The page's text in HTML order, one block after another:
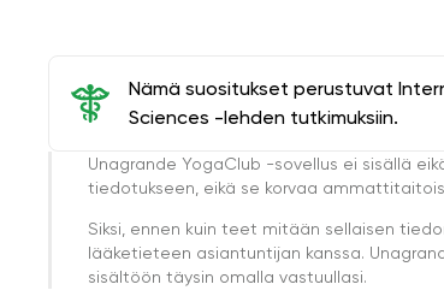
Nämä suositukset perustuvat
Sciences -lehden tutkimuksiin.
Unagrande YogaClub -sovellus ei sisällä
tiedotukseen, eikä se korvaa
Siksi, ennen kuin teet mitään sellaisen
lääketieteen asiantuntijan kanssa.
sisältöön täysin omalla vastuullasi.